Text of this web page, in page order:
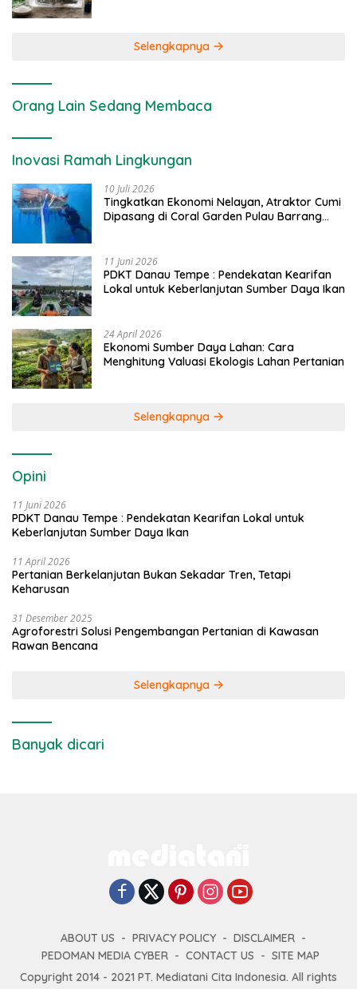
Selengkapnya
Orang Lain Sedang Membaca
Inovasi Ramah Lingkungan
10 Juli 2026
Tingkatkan Ekonomi Nelayan, Atraktor Cumi
Dipasang di Coral Garden Pulau Barrang
11 Juni 2026
PDKT Danau Tempe : Pendekatan Kearifan
Lokal untuk Keberlanjutan Sumber Daya Ikan
24 April 2026
Ekonomi Sumber Daya Lahan: Cara
Menghitung Valuasi Ekologis Lahan Pertanian
Selengkapnya
Opini
11 Juni 2026
PDKT Danau Tempe : Pendekatan Kearifan Lokal untuk
Keberlanjutan Sumber Daya Ikan
11 April 2026
Pertanian Berkelanjutan Bukan Sekadar Tren, Tetapi
Keharusan
31 Desember 2025
Agroforestri Solusi Pengembangan Pertanian di Kawasan
Rawan Bencana
Selengkapnya
Banyak dicari
ABOUT US PRIVACY POLICY
DISCLAIMER
PEDOMAN MEDIA CYBER
CONTACT US
SITE MAP
Copyright 2014 - 2021 PT. Mediatani Cita Indonesia. All rights